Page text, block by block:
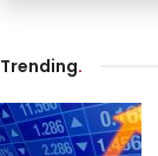
Trending.